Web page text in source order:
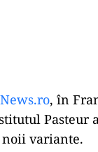
News.ro, în
Pasteur
noii variante.